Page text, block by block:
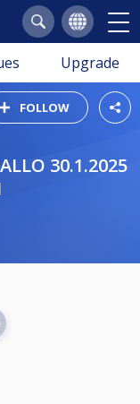
Upgrade
FOLLOW